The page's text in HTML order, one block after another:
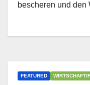
bescheren und
FEATURED WIRTSCHAFT/